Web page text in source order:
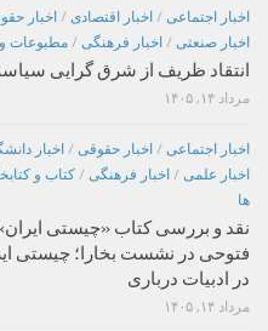
اخبار اجتماعی / اخبار اقتصادی / اخبار
اخبار صنعتی / اخبار فرهنگی / مطبوعات و
انتقاد ظریف از شرق گرایی
مرداد ۱۴, ۱۴۰۵
اخبار اجتماعی / اخبار حقوقی / اخبار
اخبار علمی / اخبار فرهنگی / کتاب و
ها
نقد و بررسی کتاب «چیستی
فتوحی در نشست بخارا؛ چیستی
در ادبیات درباری
مرداد ۱۴, ۱۴۰۵